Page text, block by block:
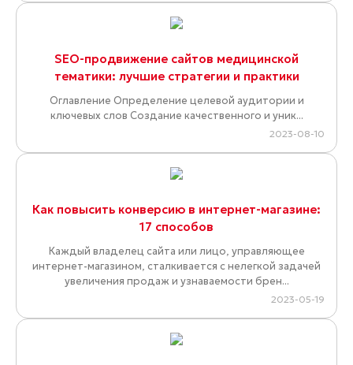
SEO-продвижение сайтов медицинской
тематики: лучшие стратегии и практики
Оглавление Определение целевой аудитории и
ключевых слов Создание качественного и уник...
2023-08-10
Как повысить конверсию в интернет-магазине:
17 способов
Каждый владелец сайта или лицо, управляющее
интернет-магазином, сталкивается с нелегкой задачей
увеличения продаж и узнаваемости брен...
2023-05-19